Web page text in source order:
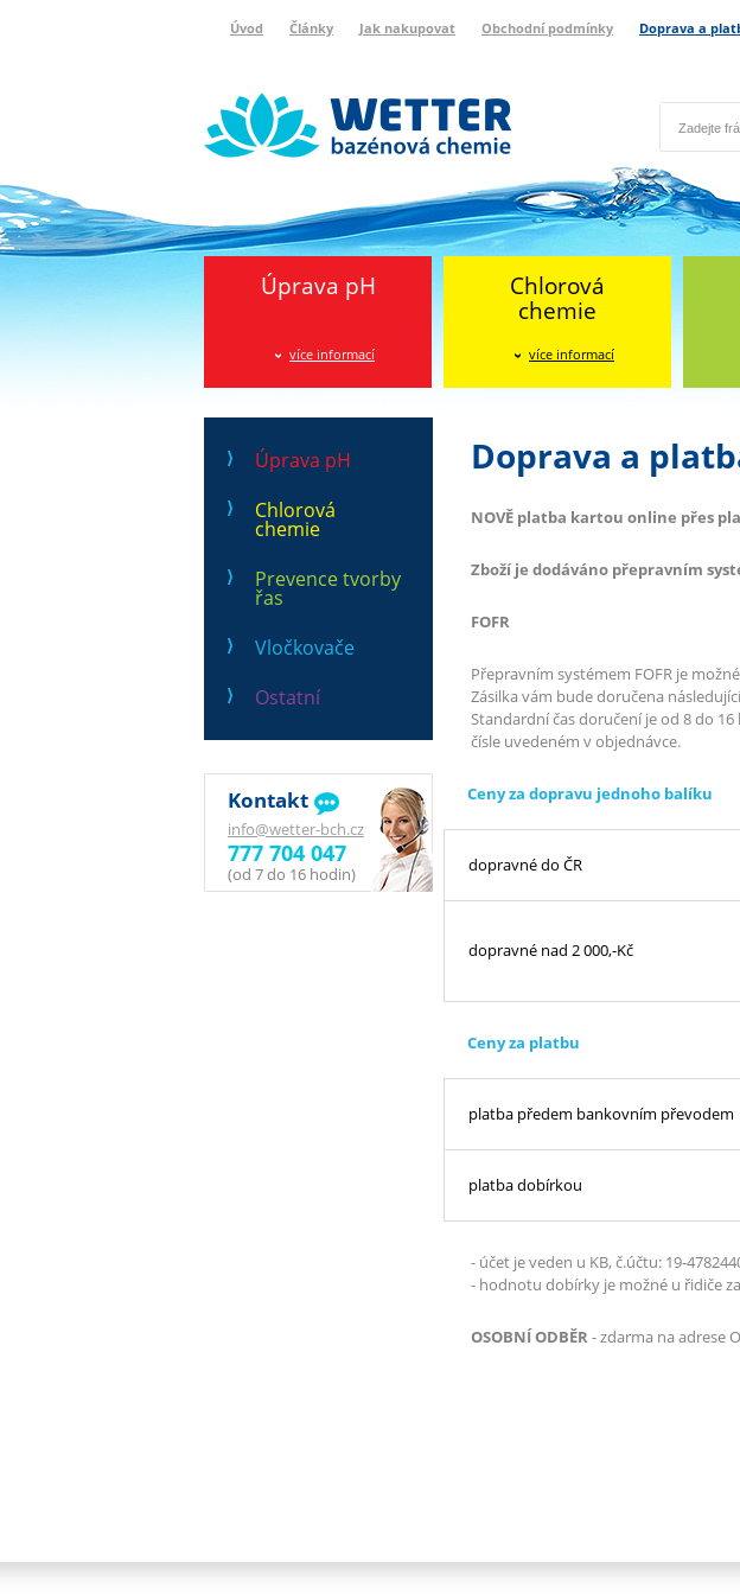
Úvod Články Jak nakupovat Obchodní podmínky Doprava a
Úprava pH
více informací
Chlorová
chemie
více informací
Úprava pH
Chlorová
chemie
Prevence tvorby
řas
Vločkovače
Ostatní
Kontakt
info@wetter-bch.cz
777 704 047
(od 7 do 16 hodin)
Doprava a
NOVĚ platba kartou online přes
Zboží je dodáváno přepravním
FOFR
Přepravním systémem FOFR je
Zásilka vám bude doručena
Standardní čas doručení je od 8 do
čísle uvedeném v objednávce.
Ceny za dopravu jednoho balíku
dopravné do ČR
dopravné nad 2 000,-Kč
Ceny za platbu
platba předem bankovním převodem
platba dobírkou
- účet je veden u KB, č.účtu: 19-
- hodnotu dobírky je možné u řidiče
OSOBNÍ ODBĚR- zdarma na adrese